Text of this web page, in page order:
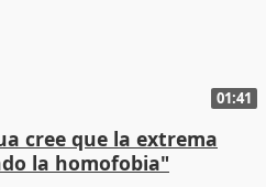
01:41
cree que la extrema
la homofobia"